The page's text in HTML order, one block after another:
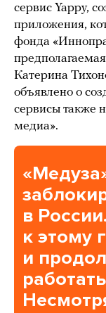
сервис Yappy,
приложения,
фонда
Катерина
объявлено о
сервисы также
медиа».
в
к этому
и